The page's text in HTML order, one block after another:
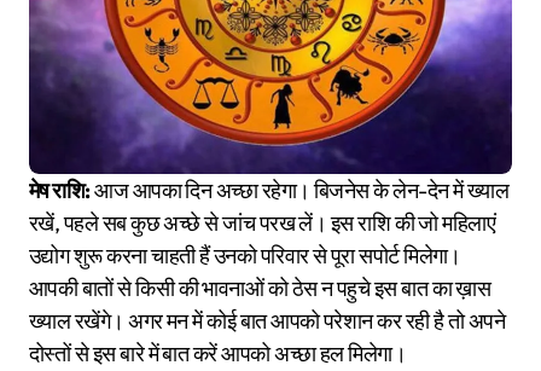
मेष राशि:आज आपका दिन अच्छा रहेगा। बिजनेस के लेन-देन में ख्याल
रखें, पहले सब कुछ अच्छे से जांच परख लें। इस राशि की जो महिलाएं
उद्योग शुरू करना चाहती हैं उनको परिवार से पूरा सपोर्ट मिलेगा।
आपकी बातों से किसी की भावनाओं को ठेस न पहुचे इस बात का ख़ास
ख्याल रखेंगे। अगर मन में कोई बात आपको परेशान कर रही है तो अपने
दोस्तों से इस बारे में बात करें आपको अच्छा हल मिलेगा।